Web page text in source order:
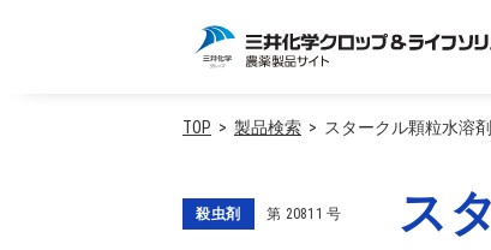
TOP 製品検索 スタークル顆粒水溶
殺虫剤 第 20811号 ス